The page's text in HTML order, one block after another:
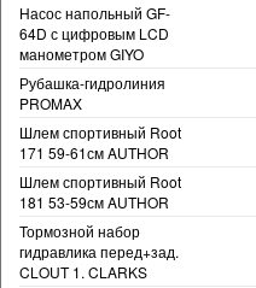
Насос напольный GF-
64D с цифровым LCD
манометром GIYO
Рубашка-гидролиния
PROMAX
Шлем спортивный Root
171 59-61см AUTHOR
Шлем спортивный Root
181 53-59см AUTHOR
Тормозной набор
гидравлика перед+зад.
CLOUT 1. CLARKS